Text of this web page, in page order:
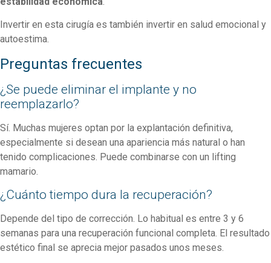
Invertir en esta cirugía es también invertir en salud emocional y
autoestima.
Preguntas frecuentes
¿Se puede eliminar el implante y no
reemplazarlo?
Sí. Muchas mujeres optan por la explantación definitiva,
especialmente si desean una apariencia más natural o han
tenido complicaciones. Puede combinarse con un lifting
mamario.
¿Cuánto tiempo dura la recuperación?
Depende del tipo de corrección. Lo habitual es entre 3 y 6
semanas para una recuperación funcional completa. El resultado
estético final se aprecia mejor pasados unos meses.